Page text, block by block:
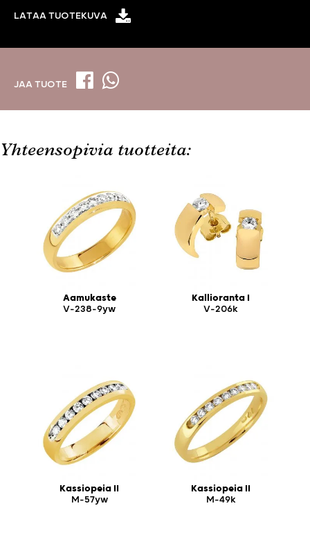
LATAA TUOTEKUVA
JAA TUOTE
Yhteensopivia tuotteita:
Aamukaste
V-238-9yw
Kallioranta I
V-206k
Kassiopeia II
M-57yw
Kassiopeia II
M-49k